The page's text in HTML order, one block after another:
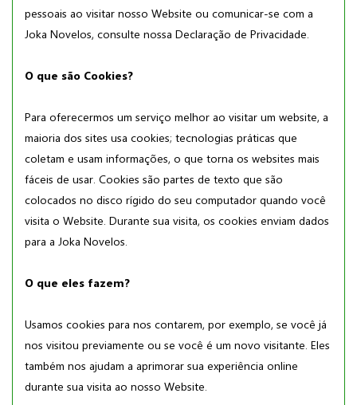
pessoais ao visitar nosso Website ou comunicar-se com a
Joka Novelos, consulte nossa Declaração de Privacidade.
O que são Cookies?
Para oferecermos um serviço melhor ao visitar um website, a
maioria dos sites usa cookies; tecnologias práticas que
coletam e usam informações, o que torna os websites mais
fáceis de usar. Cookies são partes de texto que são
colocados no disco rígido do seu computador quando você
visita o Website. Durante sua visita, os cookies enviam dados
para a Joka Novelos.
O que eles fazem?
Usamos cookies para nos contarem, por exemplo, se você já
nos visitou previamente ou se você é um novo visitante. Eles
também nos ajudam a aprimorar sua experiência online
durante sua visita ao nosso Website.